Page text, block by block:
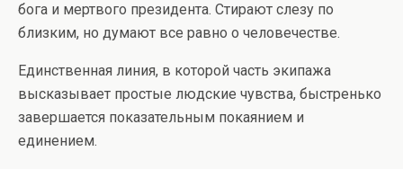
бога и мертвого президента. Стирают слезу по
близким, но думают все равно о человечестве.
Единственная линия, в которой часть экипажа
высказывает простые людские чувства, быстренько
завершается показательным покаянием и
единением.